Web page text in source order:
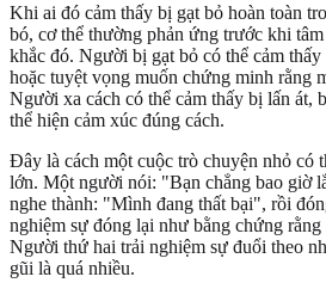
Khi ai đó cảm thấy bị gạt bỏ hoàn toàn
bó, cơ thể thường phản ứng trước khi
khắc đó. Người bị gạt bỏ có thể cảm
hoặc tuyệt vọng muốn chứng minh rằng
Người xa cách có thể cảm thấy bị lấn át,
thể hiện cảm xúc đúng cách.
Đây là cách một cuộc trò chuyện nhỏ có
lớn. Một người nói: "Bạn chẳng bao giờ
nghe thành: "Mình đang thất bại", rồi
nghiệm sự đóng lại như bằng chứng
Người thứ hai trải nghiệm sự đuổi theo
gũi là quá nhiều.